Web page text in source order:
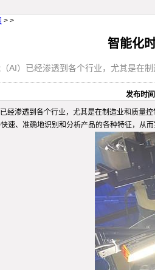
> >
智能化
AI）已经渗透到各个行业，尤其是在
发布时
经渗透到各个行业，尤其是在制造业和质量控
速、准确地识别和分析产品的各种特征，从